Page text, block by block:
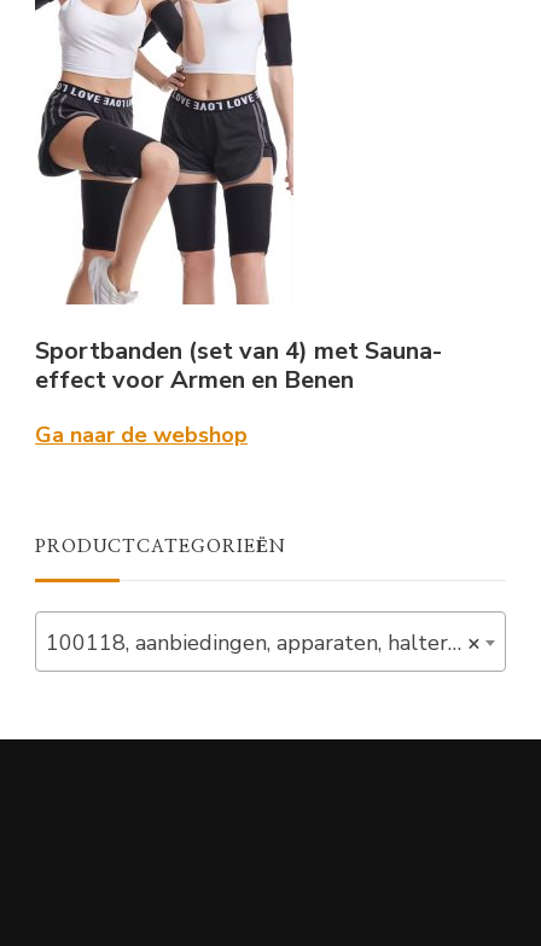
Sportbanden (set van 4) met Sauna-
effect voor Armen en Benen
Ga naar de webshop
PRODUCTCATEGORIEËN
×
100118, aanbiedingen, apparaten, halterbanken, in_stock, powerdeals, Set Aanbiedingen, verlaagd (1)